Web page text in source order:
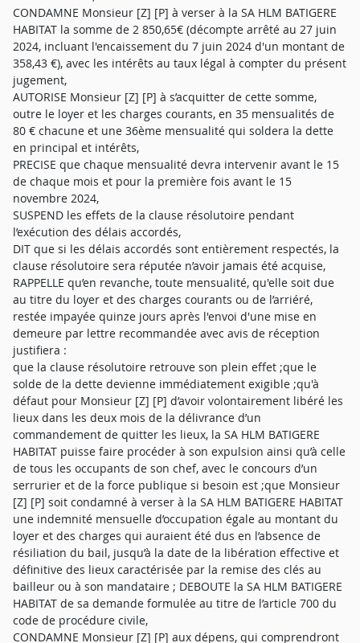
CONDAMNE Monsieur [Z] [P] à verser à la SA HLM BATIGERE
HABITAT la somme de 2 850,65€ (décompte arrêté au 27 juin
2024, incluant l'encaissement du 7 juin 2024 d'un montant de
358,43 €), avec les intérêts au taux légal à compter du présent
jugement,
AUTORISE Monsieur [Z] [P] à s’acquitter de cette somme,
outre le loyer et les charges courants, en 35 mensualités de
80 € chacune et une 36ème mensualité qui soldera la dette
en principal et intérêts,
PRECISE que chaque mensualité devra intervenir avant le 15
de chaque mois et pour la première fois avant le 15
novembre 2024,
SUSPEND les effets de la clause résolutoire pendant
l’exécution des délais accordés,
DIT que si les délais accordés sont entièrement respectés, la
clause résolutoire sera réputée n’avoir jamais été acquise,
RAPPELLE qu’en revanche, toute mensualité, qu'elle soit due
au titre du loyer et des charges courants ou de l’arriéré,
restée impayée quinze jours après l'envoi d'une mise en
demeure par lettre recommandée avec avis de réception
justifiera :
que la clause résolutoire retrouve son plein effet ;que le
solde de la dette devienne immédiatement exigible ;qu'à
défaut pour Monsieur [Z] [P] d’avoir volontairement libéré les
lieux dans les deux mois de la délivrance d’un
commandement de quitter les lieux, la SA HLM BATIGERE
HABITAT puisse faire procéder à son expulsion ainsi qu’à celle
de tous les occupants de son chef, avec le concours d’un
serrurier et de la force publique si besoin est ;que Monsieur
[Z] [P] soit condamné à verser à la SA HLM BATIGERE HABITAT
une indemnité mensuelle d’occupation égale au montant du
loyer et des charges qui auraient été dus en l’absence de
résiliation du bail, jusqu’à la date de la libération effective et
définitive des lieux caractérisée par la remise des clés au
bailleur ou à son mandataire ; DEBOUTE la SA HLM BATIGERE
HABITAT de sa demande formulée au titre de l’article 700 du
code de procédure civile,
CONDAMNE Monsieur [Z] [P] aux dépens, qui comprendront